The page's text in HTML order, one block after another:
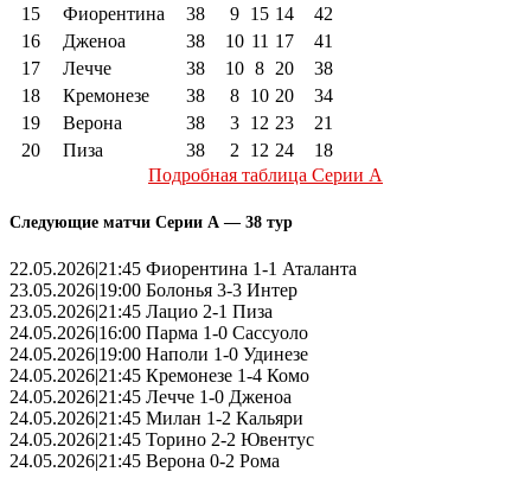
15
Фиорентина 38 9 15 14
42
16
Дженоа 38 10 11 17
41
17
Лечче 38 10 8 20
38
18
Кремонезе 38 8 10 20
34
19
Верона 38 3 12 23
21
20
Пиза 38 2 12 24
18
Подробная таблица Серии А
Следующие матчи Серии А — 38 тур
22.05.2026|21:45 Фиорентина 1-1 Аталанта
23.05.2026|19:00 Болонья 3-3 Интер
23.05.2026|21:45 Лацио 2-1 Пиза
24.05.2026|16:00 Парма 1-0 Сассуоло
24.05.2026|19:00 Наполи 1-0 Удинезе
24.05.2026|21:45 Кремонезе 1-4 Комо
24.05.2026|21:45 Лечче 1-0 Дженоа
24.05.2026|21:45 Милан 1-2 Кальяри
24.05.2026|21:45 Торино 2-2 Ювентус
24.05.2026|21:45 Верона 0-2 Рома